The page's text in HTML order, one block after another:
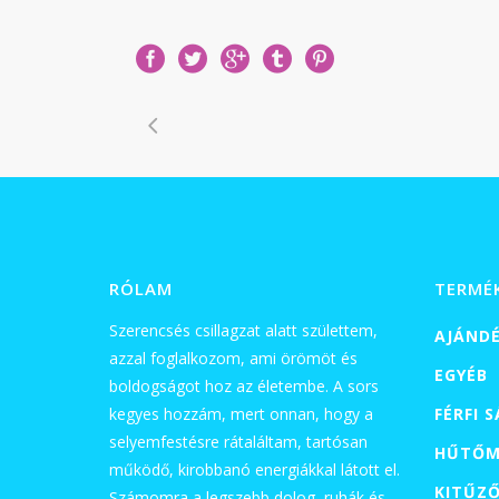
RÓLAM
Szerencsés csillagzat alatt születtem,
azzal foglalkozom, ami örömöt és
boldogságot hoz az életembe. A sors
kegyes hozzám, mert onnan, hogy a
selyemfestésre rátaláltam, tartósan
működő, kirobbanó energiákkal látott el.
EGYÉB
FÉRFI